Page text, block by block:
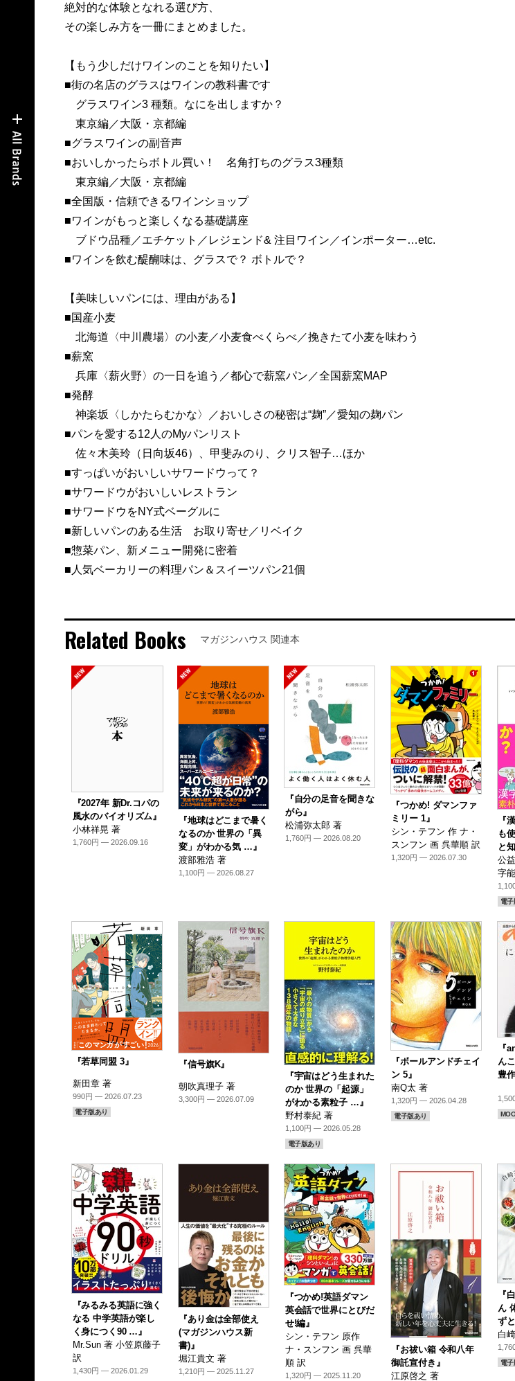
絶対的な体験となれる選び方、
その楽しみ方を一冊にまとめました。
【もう少しだけワインのことを知りたい】
■街の名店のグラスはワインの教科書です
グラスワイン3 種類。なにを出しますか？
東京編／大阪・京都編
■グラスワインの副音声
■おいしかったらボトル買い！ 名角打ちのグラス3種類
東京編／大阪・京都編
■全国版・信頼できるワインショップ
■ワインがもっと楽しくなる基礎講座
ブドウ品種／エチケット／レジェンド& 注目ワイン／インポーター…etc.
■ワインを飲む醍醐味は、グラスで？ ボトルで？
【美味しいパンには、理由がある】
■国産小麦
北海道〈中川農場〉の小麦／小麦食べくらべ／挽きたて小麦を味わう
■薪窯
兵庫〈薪火野〉の一日を追う／都心で薪窯パン／全国薪窯MAP
■発酵
神楽坂〈しかたらむかな〉／おいしさの秘密は“麹”／愛知の麹パン
■パンを愛する12人のMyパンリスト
佐々木美玲（日向坂46）、甲斐みのり、クリス智子…ほか
■すっぱいがおいしいサワードウって？
■サワードウがおいしいレストラン
■サワードウをNY式ベーグルに
■新しいパンのある生活 お取り寄せ／リベイク
■惣菜パン、新メニュー開発に密着
■人気ベーカリーの料理パン＆スイーツパン21個
Related Books マガジンハウス 関連本
『2027年 新Dr.コパの
風水のバイオリズム』
小林祥晃 著
1,760円 — 2026.09.16
『地球はどこまで暑く
なるのか 世界の「異
変」がわかる気 …』
渡部雅浩 著
1,100円 — 2026.08.27
『自分の足音を聞きな
がら』
松浦弥太郎 著
1,760円 — 2026.08.20
『つかめ! ダマンファ
ミリー 1』
シン・テフン 作 ナ・
スンフン 画 呉華順 訳
1,320円 — 2026.07.30
『
も
と
公
字
電子
『若草同盟 3』
新田章 著
990円 — 2026.07.23
電子版あり
『信号旗K』
朝吹真理子 著
3,300円 — 2026.07.09
『宇宙はどう生まれた
のか 世界の「起源」
がわかる素粒子 …』
野村泰紀 著
1,100円 — 2026.05.28
電子版あり
『ボールアンドチェイ
ン 5』
南Q太 著
1,320円 — 2026.04.28
電子版あり
『
ん
豊作
『みるみる英語に強く
なる 中学英語が楽し
く身につく90 …』
Mr.Sun 著 小笠原藤子
訳
1,430円 — 2026.01.29
『あり金は全部使え
(マガジンハウス新
書)』
堀江貴文 著
1,210円 — 2025.11.27
『つかめ!英語ダマン
英会話で世界にとびだ
せ!編』
シン・テフン 原作
ナ・スンフン 画 呉華
順 訳
1,320円 — 2025.11.20
『お祓い箱 令和八年
御託宣付き』
江原啓之 著
『
ん
ず
白
電子